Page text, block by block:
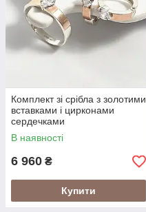
Комплект зі срібла з золотими
вставками і цирконами
сердечками
В наявності
6 960 ₴
Купити